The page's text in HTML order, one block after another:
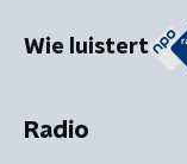
Wie luistert
Radio